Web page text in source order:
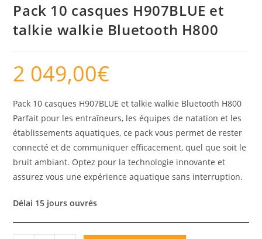
Pack 10 casques H907BLUE et
talkie walkie Bluetooth H800
2 049,00€
Pack 10 casques H907BLUE et talkie walkie Bluetooth H800
Parfait pour les entraîneurs, les équipes de natation et les
établissements aquatiques, ce pack vous permet de rester
connecté et de communiquer efficacement, quel que soit le
bruit ambiant. Optez pour la technologie innovante et
assurez vous une expérience aquatique sans interruption.
Délai 15 jours ouvrés